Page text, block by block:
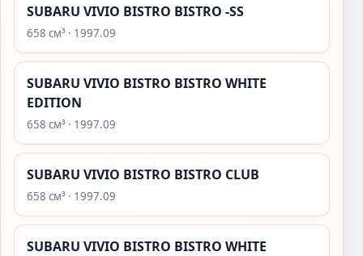
SUBARU VIVIO BISTRO BISTRO -SS
658 см³ · 1997.09
SUBARU VIVIO BISTRO BISTRO WHITE
EDITION
658 см³ · 1997.09
SUBARU VIVIO BISTRO BISTRO CLUB
658 см³ · 1997.09
SUBARU VIVIO BISTRO BISTRO WHITE